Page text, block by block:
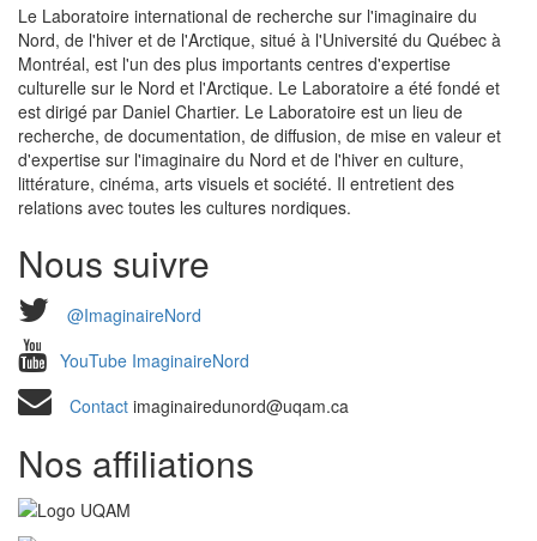
Le Laboratoire international de recherche sur l'imaginaire du
Nord, de l'hiver et de l'Arctique, situé à l'Université du Québec à
Montréal, est l'un des plus importants centres d'expertise
culturelle sur le Nord et l'Arctique. Le Laboratoire a été fondé et
est dirigé par Daniel Chartier. Le Laboratoire est un lieu de
recherche, de documentation, de diffusion, de mise en valeur et
d'expertise sur l'imaginaire du Nord et de l'hiver en culture,
littérature, cinéma, arts visuels et société. Il entretient des
relations avec toutes les cultures nordiques.
Nous suivre
@ImaginaireNord
YouTube ImaginaireNord
Contact imaginairedunord@uqam.ca
Nos affiliations